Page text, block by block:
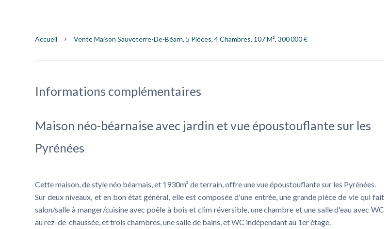
Accueil Vente Maison Sauveterre-De-Béarn, 5 Pièces, 4 Chambres, 107 M², 300 000 €
Informations complémentaires
Maison néo-béarnaise avec jardin et vue époustouflante sur les
Pyrénées
Cette maison, de style néo béarnais, et 1930m² de terrain, offre une vue époustouflante sur les Pyrénées.
Sur deux niveaux, et en bon état général, elle est composée d'une entrée, une grande pièce de vie qui fait
salon/salle à manger/cuisine avec poêle à bois et clim réversible, une chambre et une salle d'eau avec WC
au rez-de-chaussée, et trois chambres, une salle de bains, et WC indépendant au 1er étage.